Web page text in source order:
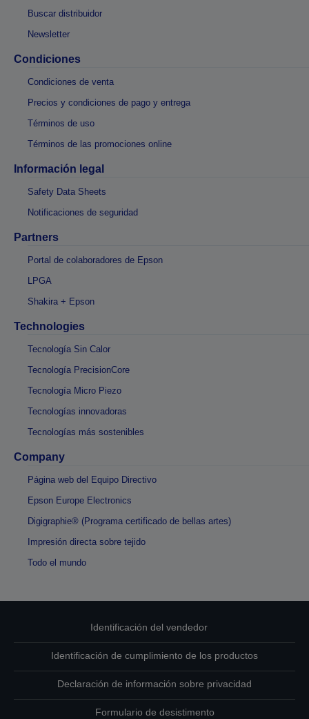
Buscar distribuidor
Newsletter
Condiciones
Condiciones de venta
Precios y condiciones de pago y entrega
Términos de uso
Términos de las promociones online
Información legal
Safety Data Sheets
Notificaciones de seguridad
Partners
Portal de colaboradores de Epson
LPGA
Shakira + Epson
Technologies
Tecnología Sin Calor
Tecnología PrecisionCore
Tecnología Micro Piezo
Tecnologías innovadoras
Tecnologías más sostenibles
Company
Página web del Equipo Directivo
Epson Europe Electronics
Digigraphie® (Programa certificado de bellas artes)
Impresión directa sobre tejido
Todo el mundo
Identificación del vendedor
Identificación de cumplimiento de los productos
Declaración de información sobre privacidad
Formulario de desistimento